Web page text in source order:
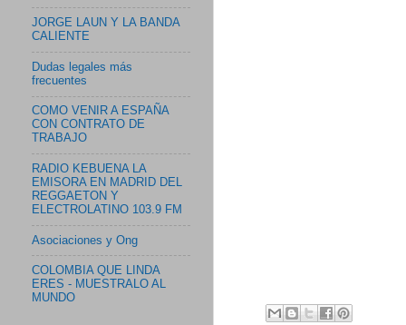
JORGE LAUN Y LA BANDA
CALIENTE
Dudas legales más
frecuentes
COMO VENIR A ESPAÑA
CON CONTRATO DE
TRABAJO
RADIO KEBUENA LA
EMISORA EN MADRID DEL
REGGAETON Y
ELECTROLATINO 103.9 FM
Asociaciones y Ong
COLOMBIA QUE LINDA
ERES - MUESTRALO AL
MUNDO